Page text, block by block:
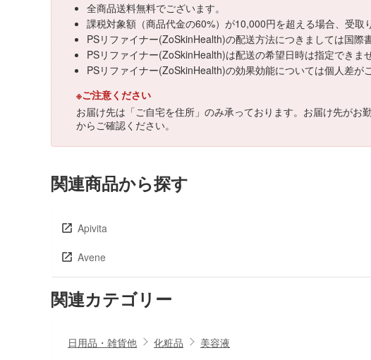
全商品送料無料でございます。
課税対象額（商品代金の60%）が10,000円を超える場合、受取
PSリファイナー(ZoSkinHealth)の配送方法につきましては国際
PSリファイナー(ZoSkinHealth)は配送の希望日時は指定できませ
PSリファイナー(ZoSkinHealth)の効果効能については個人差が
※ご注意ください
お届け先は「ご自宅を住所」のみ承っております。お届け先が
からご確認ください。
関連商品から探す
Apivita
Avene
関連カテゴリー
日用品・雑貨他 化粧品
美容液